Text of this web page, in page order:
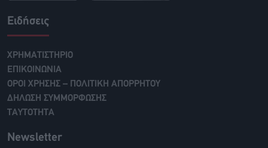
Ειδήσεις
ΧΡΗΜΑΤΙΣΤΗΡΙΟ
ΕΠΙΚΟΙΝΩΝΙΑ
ΟΡΟΙ ΧΡΗΣΗΣ – ΠΟΛΙΤΙΚΗ ΑΠΟΡΡΗΤΟΥ
ΔΗΛΩΣΗ ΣΥΜΜΟΡΦΩΣΗΣ
ΤΑΥΤΟΤΗΤΑ
Newsletter